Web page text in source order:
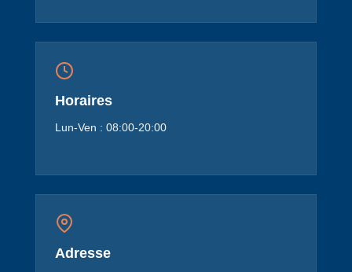
Horaires
Lun-Ven : 08:00-20:00
Adresse